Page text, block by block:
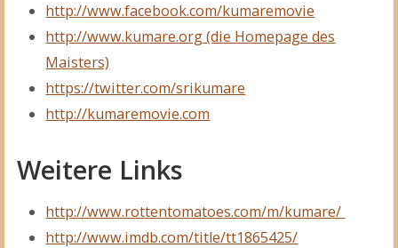
http://www.facebook.com/kumaremovie
http://www.kumare.org (die Homepage des
Maisters)
https://twitter.com/srikumare
http://kumaremovie.com
Weitere Links
http://www.rottentomatoes.com/m/kumare/
http://www.imdb.com/title/tt1865425/